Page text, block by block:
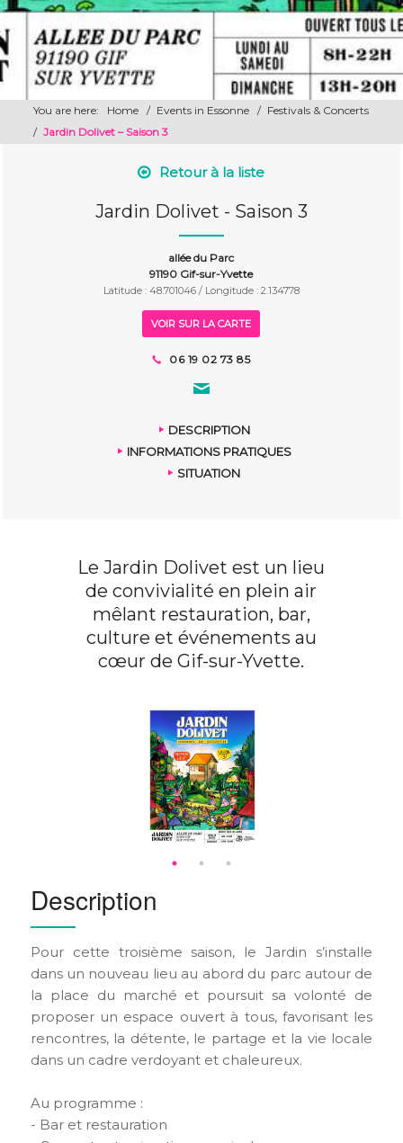
You are here: Home / Events in Essonne / Festivals & Concerts
/ Jardin Dolivet – Saison 3
Retour à la liste
Jardin Dolivet - Saison 3
allée du Parc
91190 Gif-sur-Yvette
Latitude : 48.701046 / Longitude : 2.134778
VOIR SUR LA CARTE
06 19 02 73 85
DESCRIPTION
INFORMATIONS PRATIQUES
SITUATION
Le Jardin Dolivet est un lieu
de convivialité en plein air
mêlant restauration, bar,
culture et événements au
cœur de Gif-sur-Yvette.
Description
Pour cette troisième saison, le Jardin s’installe
dans un nouveau lieu au abord du parc autour de
la place du marché et poursuit sa volonté de
proposer un espace ouvert à tous, favorisant les
rencontres, la détente, le partage et la vie locale
dans un cadre verdoyant et chaleureux.
Au programme :
- Bar et restauration